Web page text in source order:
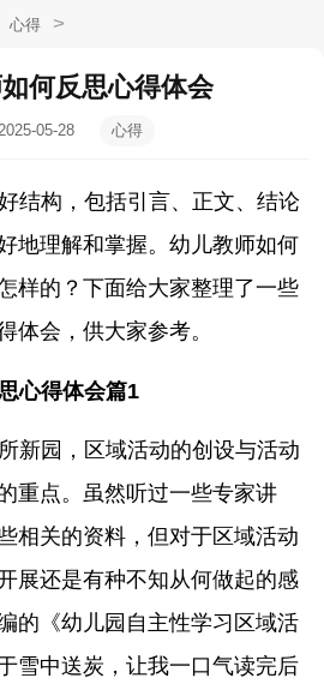
心得 >
何反思心得体会
05-28
心得
结构，包括引言、正文、结论
地理解和掌握。幼儿教师如何
样的？下面给大家整理了一些
体会，供大家参考。
心得体会篇1
新园，区域活动的创设与活动
重点。虽然听过一些专家讲
相关的资料，但对于区域活动
展还是有种不知从何做起的感
的《幼儿园自主性学习区域活
雪中送炭，让我一口气读完后